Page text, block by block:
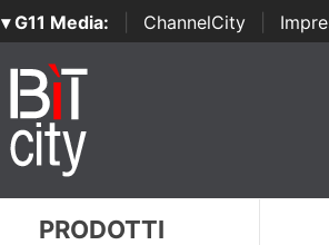
▾ G11 Media: ChannelCity
PRODOTTI